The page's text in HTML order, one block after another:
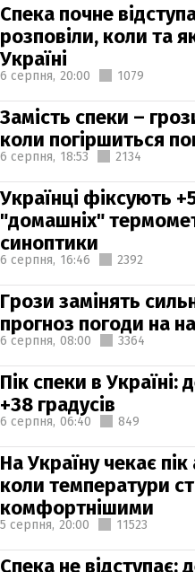
Спека почне
розповіли, коли та
Україні
6 серпня, 20:00 1079
Замість спеки –
коли погіршиться
6 серпня, 18:53 2134
Українці фіксують
"домашніх"
синоптики
6 серпня, 16:46 2392
Грози замінять
прогноз погоди на
6 серпня, 08:00 3364
Пік спеки в Україні:
+38 градусів
6 серпня, 06:40 849
На Україну чекає
коли температури
комфортнішими
5 серпня, 20:00 11523
Спека не відступає: